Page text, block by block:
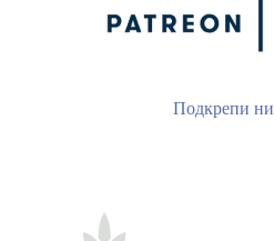
Подкрепи ни